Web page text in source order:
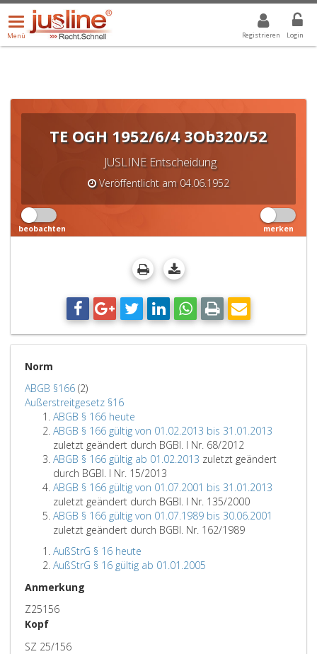
Registrieren Login
Menü
öffnen/schließen
Menü
ALLE DROPDOWN: GEWÄHLTER WERT IST ALLE
TE OGH 1952/6/4 3Ob320/52
JUSLINE Entscheidung
Veröffentlicht am 04.06.1952
beobachten merken
Norm
ABGB §166 (2)
Außerstreitgesetz §16
ABGB § 166 heute
ABGB § 166 gültig von 01.02.2013 bis 31.01.2013
zuletzt geändert durch BGBl. I Nr. 68/2012
ABGB § 166 gültig ab 01.02.2013 zuletzt geändert
durch BGBl. I Nr. 15/2013
ABGB § 166 gültig von 01.07.2001 bis 31.01.2013
zuletzt geändert durch BGBl. I Nr. 135/2000
ABGB § 166 gültig von 01.07.1989 bis 30.06.2001
zuletzt geändert durch BGBl. Nr. 162/1989
AußStrG § 16 heute
AußStrG § 16 gültig ab 01.01.2005
Anmerkung
Z25156
Kopf
SZ 25/156